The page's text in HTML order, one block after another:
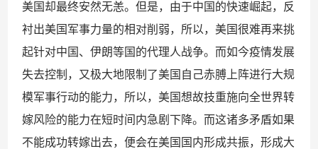
美国却最终安然无恙。但是，由于中国的快速崛起，反
衬出美国军事力量的相对削弱，所以，美国很难再来挑
起针对中国、伊朗等国的代理人战争。而如今疫情发展
失去控制，又极大地限制了美国自己赤膊上阵进行大规
模军事行动的能力，所以，美国想故技重施向全世界转
嫁风险的能力在短时间内急剧下降。而这诸多矛盾如果
不能成功转嫁出去，便会在美国国内形成共振，形成大